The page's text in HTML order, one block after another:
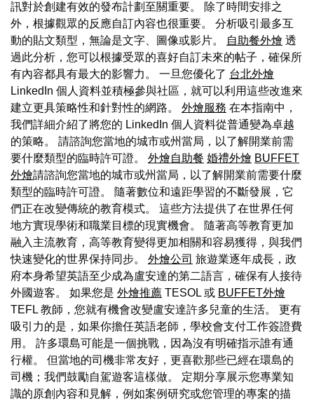
訊對於創建有效的發布計劃至關重要。 除了時間安排之
外，根據觀眾的反應自訂內容也很重要。 分析吸引最多互
動的貼文類型，無論是文字、圖像或影片。
自助餐外燴 透
過此分析，您可以根據受眾的喜好自訂未來的帖子，確保所
有內容都具有最大的影響力。 一旦您優化了 台北外燴
LinkedIn 個人資料並積極參與社區，就可以利用這些改進來
建立更具策略性和針對性的網路。 外燴服務 在本指南中，
我們詳細介紹了將您的 LinkedIn 個人資料從普通變為卓越
的策略。 請諮詢您當地的城市或州當局，以了解開業前需
要什麼類型的臨時許可證。 外燴自助餐 婚禮外燴 BUFFET
外燴請諮詢您當地的城市或州當局，以了解開業前需要什麼
類型的臨時許可證。 隨著數位和遠距學習的不斷發展，它
們正在改變傳統的教育模式。 這些方法提供了在世界任何
地方實現學術和職業目標的現實機會。 隨著高等教育更加
融入主流教育，高等教育變得更加相關和容易獲得，與我們
快速變化的世界保持同步。 外燴公司 旅遊業逐年成長，政
府本身希望英語至少成為盧安達的第二語言，確保有人接待
外國遊客。 如果您是 外燴推薦 TESOL 或 BUFFET外燴
TEFL 教師，您就有機會改變盧安達許多兒童的生活。 更有
吸引力的是，如果你擔任英語老師，學校會支付工作簽證費
用。 許多環島可能是一個挑戰，因為沒有明確指示誰有通
行權。 但當地的司機非常友好，更喜歡那些已經在環島的
司機；我們鼓勵自駕遊客這樣做。 定期分享展示您專業知
識的原創內容和見解，例如案例研究或您管理的專案的描